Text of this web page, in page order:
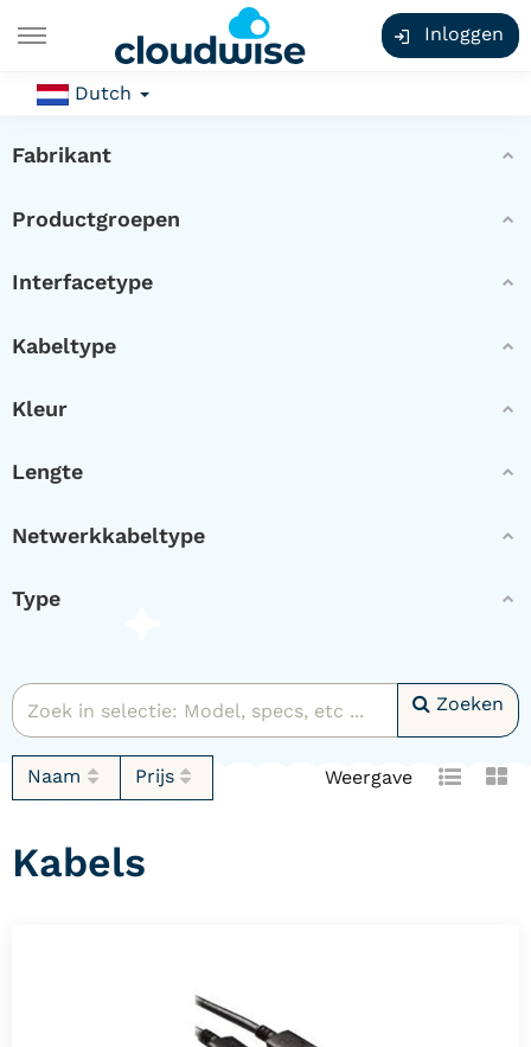
Inloggen
Dutch
Fabrikant
Productgroepen
Interfacetype
Kabeltype
Kleur
Lengte
Netwerkkabeltype
Type
Zoeken
Naam Prijs Weergave
Kabels